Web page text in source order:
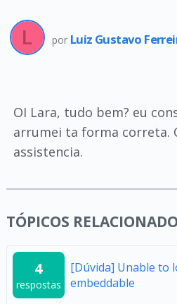
por Luiz Gustavo
OI Lara, tudo bem? eu
arrumei ta forma correta.
assistencia.
TÓPICOS
4
respostas
[Dúvida] Unable to
embeddable